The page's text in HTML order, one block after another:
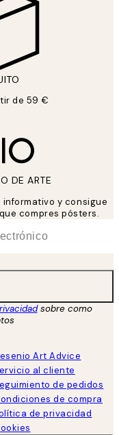
de 59 €
DE ARTE
y consigue
compres pósters.
sobre como
Art Advice
al cliente
de pedidos
de compra
de privacidad